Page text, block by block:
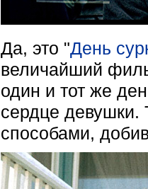
Да, это "День
величайший
один и тот же
сердце девушки.
способами,